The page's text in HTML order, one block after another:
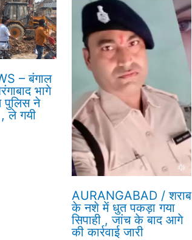
– बंगाल
भागे
पुलिस ने
, ले गयी
AURANGABAD / शराब
के नशे में धुत पकड़ा गया
सिपाही , जांच के बाद आगे
की कार्रवाई जारी